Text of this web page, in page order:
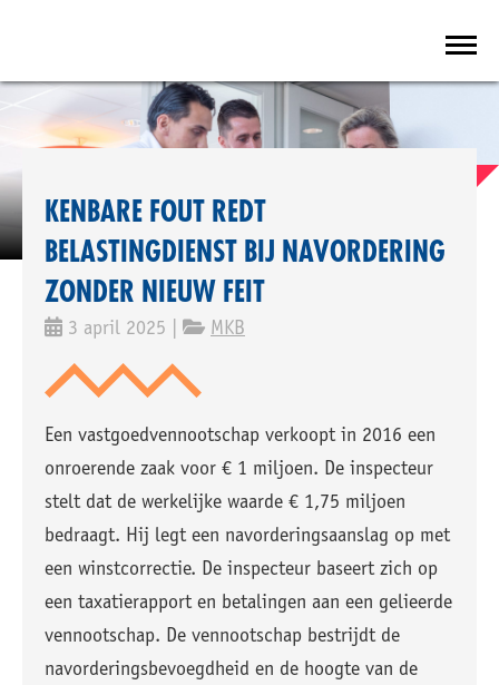
KENBARE FOUT REDT
BELASTINGDIENST BIJ NAVORDERING
ZONDER NIEUW FEIT
3 april 2025 | MKB
Een vastgoedvennootschap verkoopt in 2016 een
onroerende zaak voor € 1 miljoen. De inspecteur
stelt dat de werkelijke waarde € 1,75 miljoen
bedraagt. Hij legt een navorderingsaanslag op met
een winstcorrectie. De inspecteur baseert zich op
een taxatierapport en betalingen aan een gelieerde
vennootschap. De vennootschap bestrijdt de
navorderingsbevoegdheid en de hoogte van de